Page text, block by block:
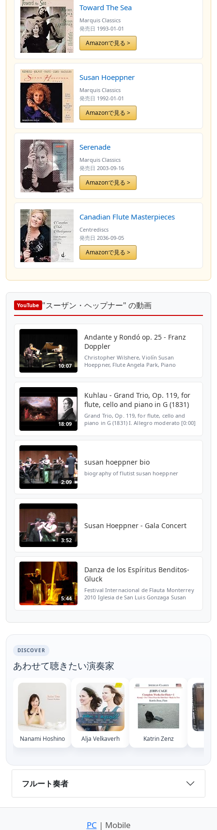
Toward The Sea
Marquis Classics
発売日 1993-01-01
Amazonで見る >
Susan Hoeppner
Marquis Classics
発売日 1992-01-01
Amazonで見る >
Serenade
Marquis Classics
発売日 2003-09-16
Amazonで見る >
Canadian Flute Masterpieces
Centrediscs
発売日 2036-09-05
Amazonで見る >
YouTube "スーザン・ヘップナー" の動画
10:07
Andante y Rondó op. 25 - Franz
Doppler
Christopher Wilshere, Violín Susan
Hoeppner, Flute Angela Park, Piano
18:09
Kuhlau - Grand Trio, Op. 119, for
flute, cello and piano in G (1831)
Grand Trio, Op. 119, for flute, cello and
piano in G (1831) I. Allegro moderato [0:00]
2:09
susan hoeppner bio
biography of flutist susan hoeppner
3:52
Susan Hoeppner - Gala Concert
5:44
Danza de los Espíritus Benditos-
Gluck
Festival Internacional de Flauta Monterrey
2010 Iglesia de San Luis Gonzaga Susan
DISCOVER
あわせて聴きたい演奏家
Nanami Hoshino Alja Velkaverh Katrin Zenz
フルート奏者
PC | Mobile